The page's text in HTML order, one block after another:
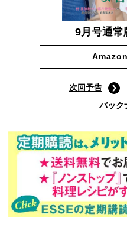
9月号通常
次回予告
バック